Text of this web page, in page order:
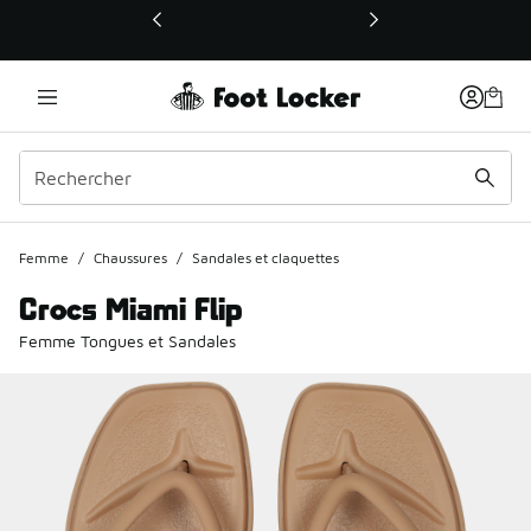
Ce lien ouvrira une nouvelle fenêtre
Femme / Chaussures / Sandales et claquettes
Crocs Miami Flip
Femme Tongues et Sandales